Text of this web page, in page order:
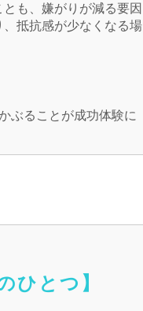
も、嫌がりが減る要因
抵抗感が少なくなる場
ぶることが成功体験に
ひとつ】